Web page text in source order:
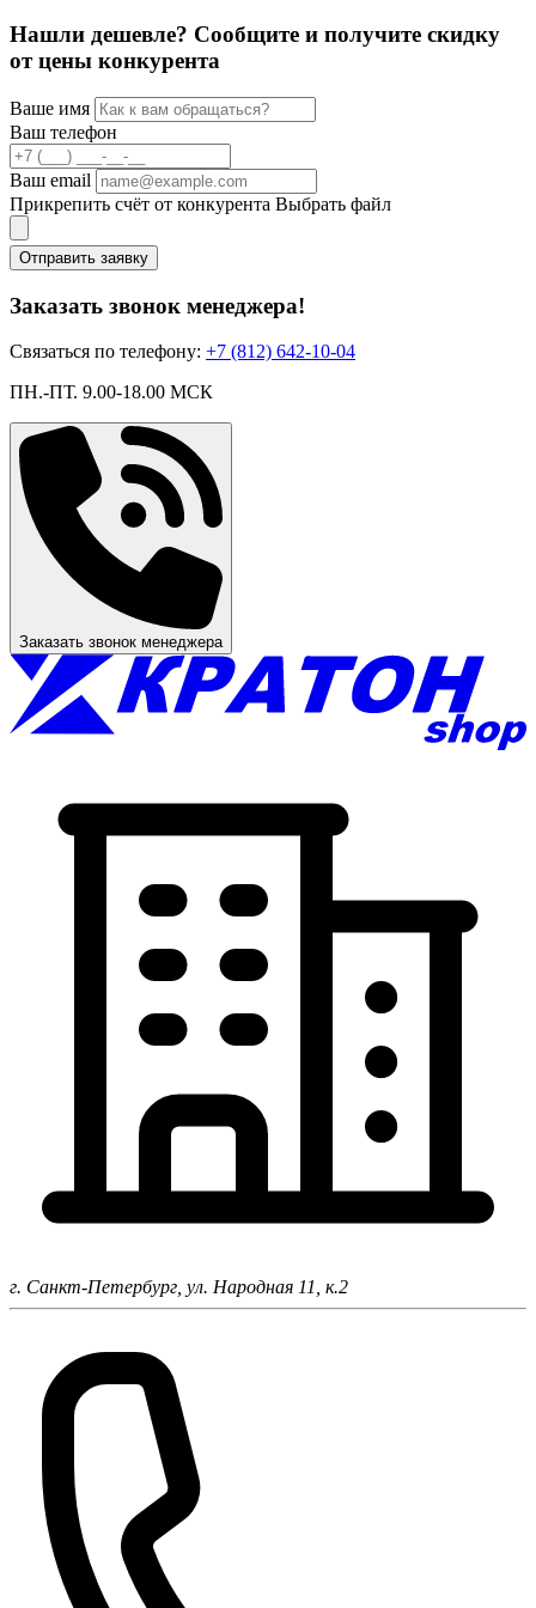
Нашли дешевле? Сообщите и получите скидку
от цены конкурента
Ваше имя
Ваш телефон
Ваш email
Прикрепить счёт от конкурента Выбрать файл
Отправить заявку
Заказать звонок менеджера!
Связаться по телефону: +7 (812) 642-10-04
ПН.-ПТ. 9.00-18.00 МСК
Заказать звонок менеджера
г. Санкт-Петербург, ул. Народная 11, к.2